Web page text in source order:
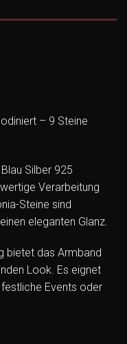
– 9 Steine
Silber 925
Verarbeitung
Steine sind
eleganten Glanz.
bietet das Armband
Look. Es eignet
Events oder